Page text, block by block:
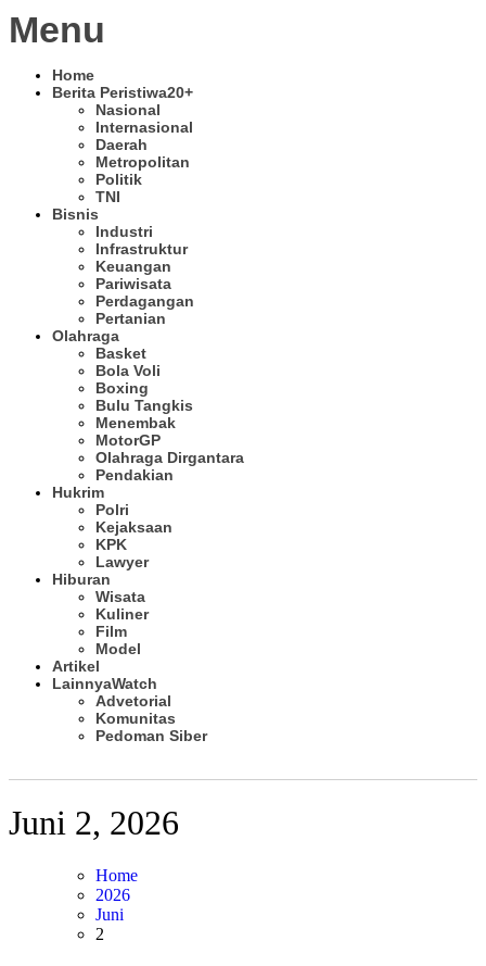
Menu
Home
Berita Peristiwa20+
Nasional
Internasional
Daerah
Metropolitan
Politik
TNI
Bisnis
Industri
Infrastruktur
Keuangan
Pariwisata
Perdagangan
Pertanian
Olahraga
Basket
Bola Voli
Boxing
Bulu Tangkis
Menembak
MotorGP
Olahraga Dirgantara
Pendakian
Hukrim
Polri
Kejaksaan
KPK
Lawyer
Hiburan
Wisata
Kuliner
Film
Model
Artikel
LainnyaWatch
Advetorial
Komunitas
Pedoman Siber
Juni 2, 2026
Home
2026
Juni
2